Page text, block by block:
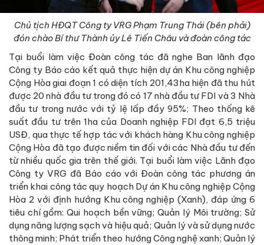
Chủ tịch HĐQT Công ty VRG Phạm Trung Thái (bên phải)
đón chào Bí thư Thành ủy Lê Tiến Châu và đoàn công tác
Tại buổi làm việc Đoàn công tác đã nghe Ban lãnh đạo
Công ty Báo cáo kết quả thực hiện dự án Khu công nghiệp
Cộng Hòa giai đoạn 1 có diện tích 201,43ha hiện đã thu hút
được 20 nhà đầu tư trong đó có 17 nhà đầu tư FDI và 3 Nhà
đầu tư trong nước với tỷ lệ lấp đầy 95%; Theo thống kê
suất đầu tư trên 1ha của Doanh nghiệp FDI đạt 6,5 triệu
USĐ, qua thực tế hợp tác với khách hàng Khu công nghiệp
Cộng Hòa đã tạo được niềm tin đối với các Nhà đầu tư đến
từ nhiều quốc gia trên thế giới. Tại buổi làm việc Lãnh đạo
Công ty VRG đã Báo cáo với Đoàn công tác phương án
triển khai công tác quy hoạch Dự án Khu công nghiệp Cộng
Hòa 2 với định hướng Khu công nghiệp (Xanh), đáp ứng 6
tiêu chí gồm: Qui hoạch bền vững; Quản lý Môi trường; Sử
dụng năng lượng sạch và hiệu quả; Quản lý và sử dụng nước
thông minh; Phát triển theo hướng Công nghệ xanh; Quản lý